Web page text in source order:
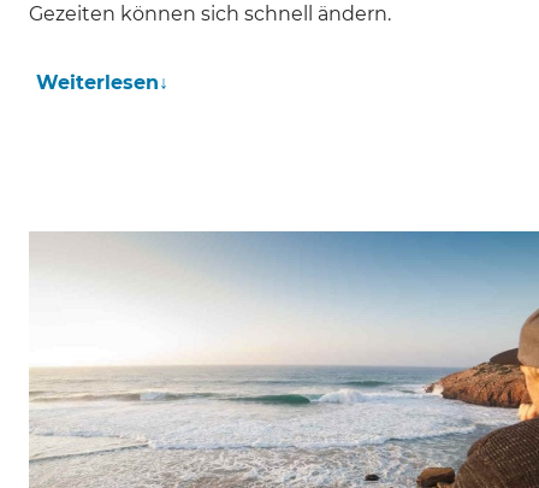
Gezeiten können sich schnell ändern.
Weiterlesen↓